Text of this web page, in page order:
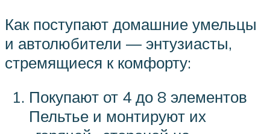
Как поступают домашние умельцы
и автолюбители — энтузиасты,
стремящиеся к комфорту:
Покупают от 4 до 8 элементов
Пельтье и монтируют их